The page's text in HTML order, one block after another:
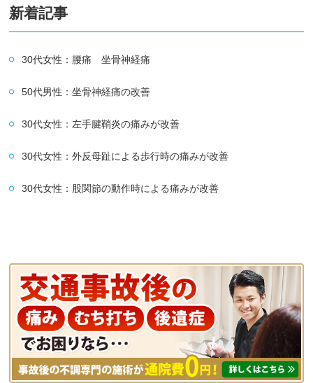
新着記事
30代女性：腰痛 坐骨神経痛
50代男性：坐骨神経痛の改善
30代女性：左手腱鞘炎の痛みが改善
30代女性：外反母趾による歩行時の痛みが改善
30代女性：股関節の動作時による痛みが改善